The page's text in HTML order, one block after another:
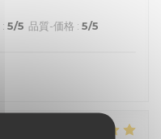
: 5/5 品質-価格 : 5/5